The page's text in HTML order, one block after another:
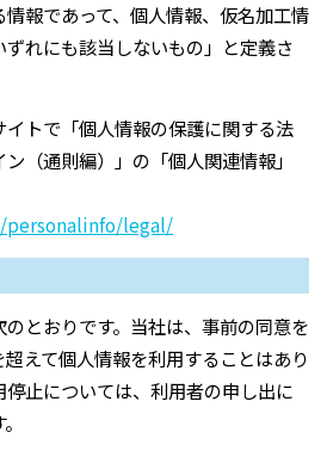
情報であって、個人情報、仮名加工情
れにも該当しないもの」と定義さ
トで「個人情報の保護に関する法
（通則編）」の「個人関連情報」
personalinfo/legal/
とおりです。当社は、事前の同意を
えて個人情報を利用することはあり
止については、利用者の申し出に